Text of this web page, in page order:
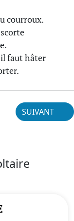
courroux.
faut hâter
SUIVANT